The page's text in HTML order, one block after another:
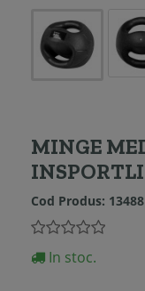
MINGE
Cod Produs: 13488
In stoc.